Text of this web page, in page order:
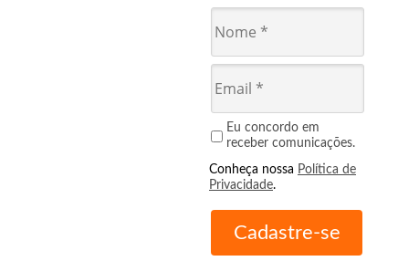
Eu concordo em
receber comunicações.
Conheça nossa Política de
Privacidade.